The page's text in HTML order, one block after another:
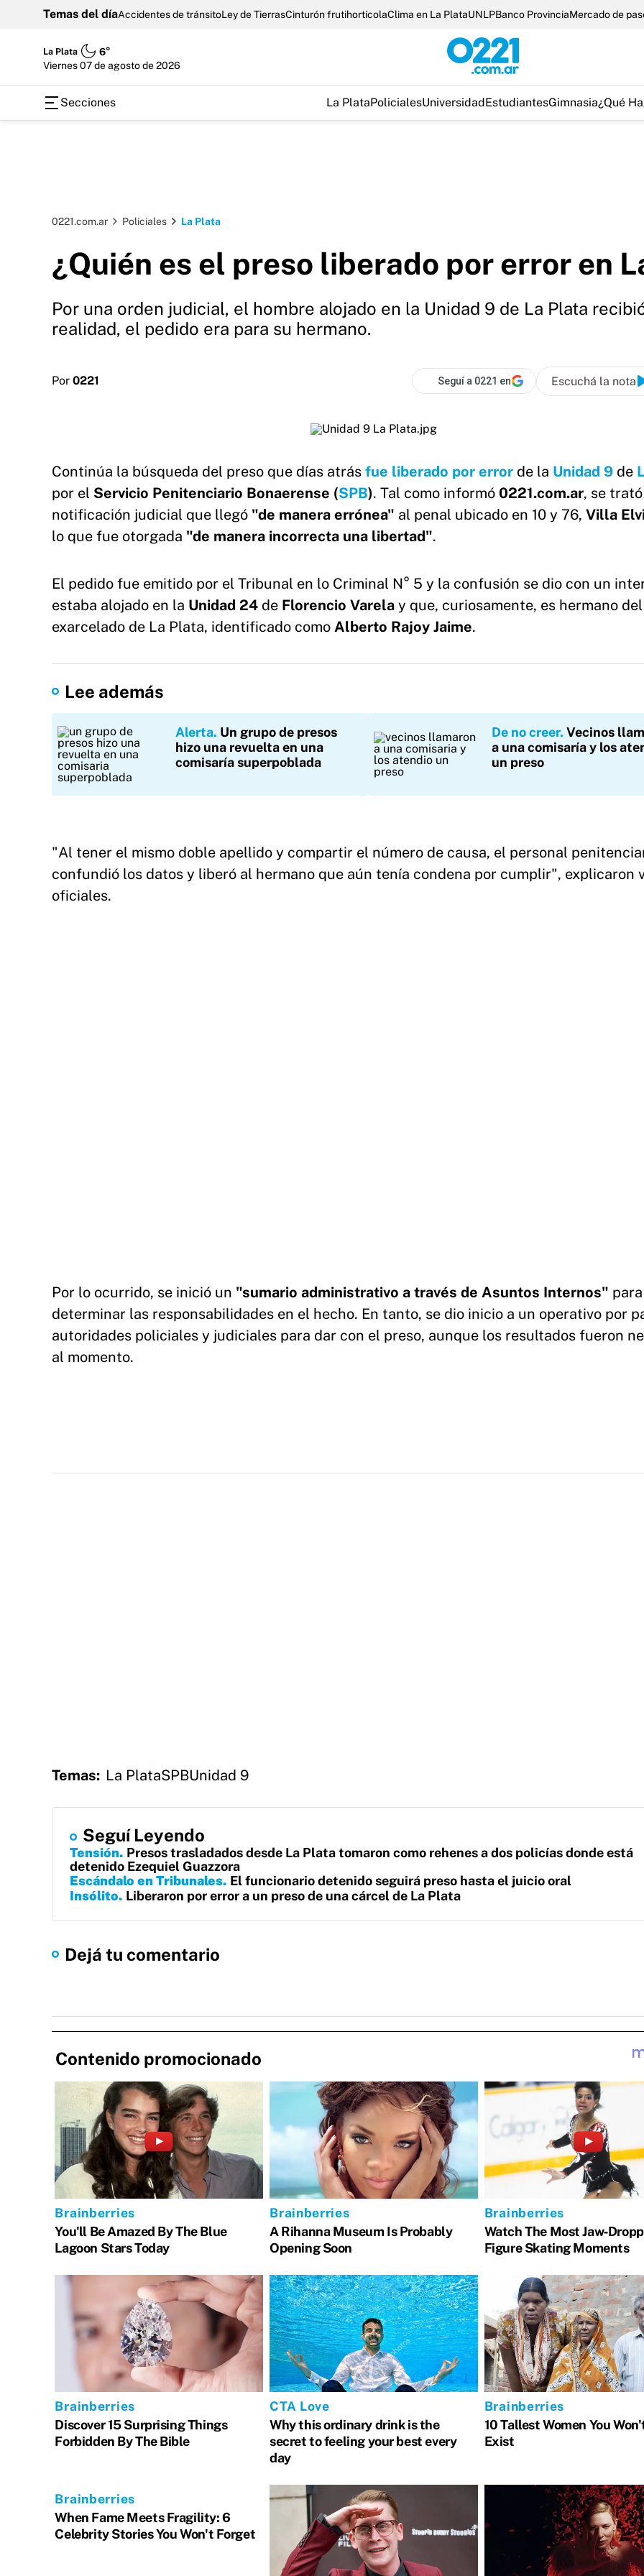
Temas del díaAccidentes de tránsitoLey de TierrasCinturón frutihortícolaClima en La PlataUNLPBanco ProvinciaMercado de
La Plata
6°
viernes 07 de agosto de 2026
Secciones La PlataPolicialesUniversidadEstudiantesGimnasia¿Qué
0221.com.ar Policiales La Plata
¿Quién es el preso liberado por error en
Por una orden judicial, el hombre alojado en la Unidad 9 de La Plata
realidad, el pedido era para su hermano.
Por 0221 Seguí a 0221 en Escuchá la nota
Continúa la búsqueda del preso que días atrás fue liberado por error de la Unidad 9 de
por el Servicio Penitenciario Bonaerense (SPB). Tal como informó 0221.com.ar, se
notificación judicial que llegó "de manera errónea" al penal ubicado en 10 y 76, Villa
lo que fue otorgada "de manera incorrecta una libertad".
El pedido fue emitido por el Tribunal en lo Criminal N° 5 y la confusión se dio con un
estaba alojado en la Unidad 24 de Florencio Varela y que, curiosamente, es hermano del
exarcelado de La Plata, identificado como Alberto Rajoy Jaime.
Lee además
Alerta Un grupo de presos
hizo una revuelta en una
comisaría superpoblada
De no creer Vecinos
a una comisaría y los
un preso
"Al tener el mismo doble apellido y compartir el número de causa, el personal
confundió los datos y liberó al hermano que aún tenía condena por cumplir", explicaron
oficiales.
Por lo ocurrido, se inició un "sumario administrativo a través de Asuntos Internos" para
determinar las responsabilidades en el hecho. En tanto, se dio inicio a un operativo por
autoridades policiales y judiciales para dar con el preso, aunque los resultados fueron
al momento.
Temas: La PlataSPBUnidad 9
Seguí Leyendo
Tensión Presos trasladados desde La Plata tomaron como rehenes a dos policías donde está
detenido Ezequiel Guazzora
Escándalo en Tribunales El funcionario detenido seguirá preso hasta el juicio oral
Insólito Liberaron por error a un preso de una cárcel de La Plata
Dejá tu comentario